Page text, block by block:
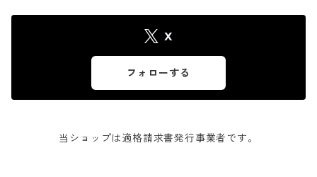
X
フォローする
当ショップは適格請求書発行事業者です。